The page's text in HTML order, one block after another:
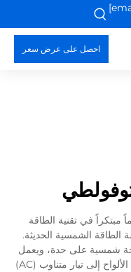
احصل على عرض سعر
مبتكراً في تقنية الطاقة
الطاقة الشمسية الحديثة.
شمسية على حدة، ويعمل
على تحويل التيار المستمر (DC) الناتج عن الألواح إلى تيار متناوب (AC)